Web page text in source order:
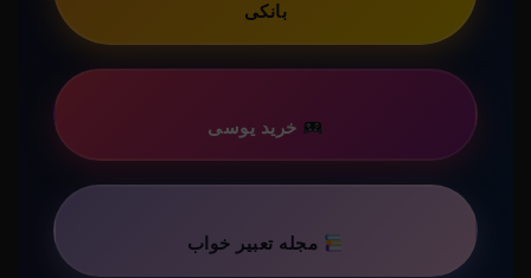
بانکی
خرید یوسی
مجله تعبیر خواب